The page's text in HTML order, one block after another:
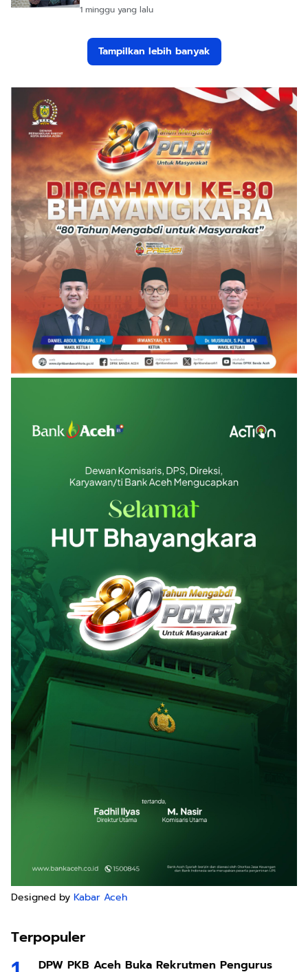
1 minggu yang lalu
Tampilkan lebih banyak
Designed by Kabar Aceh
Terpopuler
DPW PKB Aceh Buka Rekrutmen Pengurus